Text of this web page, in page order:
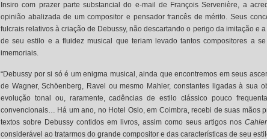
Insiro com prazer parte substancial do e-mail de François Servenière, a
opinião abalizada de um compositor e pensador francês de mérito. Seus
fulcrais relativos à criação de Debussy, não descartando o perigo da imitação e
de seu estilo e a fluidez musical que teriam levado tantos compositores a
imemoriais.
“Debussy por si só é um enigma musical, ainda que encontremos em seus
de Wagner, Schöenberg, Ravel ou mesmo Mahler, constantes ligadas à sua
evolução tonal ou, raramente, cadências de estilo clássico pouco
convencionais… Há um ano, no Hotel Oslo, em Coimbra, recebi de suas mãos
textos sobre Debussy contidos em livros, assim como seus artigos nos
considerável ao tratarmos do grande compositor e das características de seu